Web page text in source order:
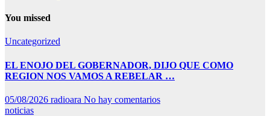
You missed
Uncategorized
EL ENOJO DEL GOBERNADOR, DIJO QUE COMO
REGION NOS VAMOS A REBELAR …
05/08/2026 radioara No hay comentarios
noticias